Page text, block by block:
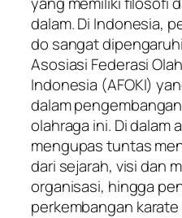
dalam. Di Indonesia,
do sangat
Asosiasi Federasi
Indonesia (AFOKI)
dalam
olahraga ini. Di dalam
mengupas tuntas
dari sejarah, visi dan
organisasi, hingga
perkembangan